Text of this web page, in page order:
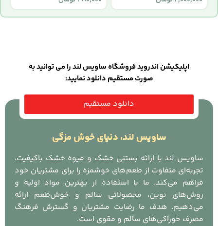
اپلیکیشن اندروید فروشگاه ساویس لند را می توانید به
صورت مستقیم دانلود نمایید:
دانلود مستقیم
ساویس لند، دنیای خوش مزگی
ساویس لند با ارائه بستنی خشک و میوه خشک باکیفیت،
تجربه‌ای متفاوت از طعم‌های خوشمزه را برای مشتریان خود
فراهم می‌کند. ما با استفاده از بهترین مواد اولیه و
روش‌های نوین، محصولاتی سالم و خوش‌طعم ارائه
می‌دهیم. هدف ما رضایت مشتریان و گسترش فرهنگ
مصرف خوراکی‌های سالم و مقوی است.